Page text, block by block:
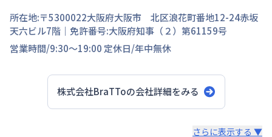
所在地:〒5300022大阪府大阪市 北区浪花町番地12-24赤坂
天六ビル7階 ｜免許番号:大阪府知事（２）第61159号
営業時間/9:30～19:00 定休日/年中無休
株式会社BraTToの会社詳細をみる
さらに表示する ▼